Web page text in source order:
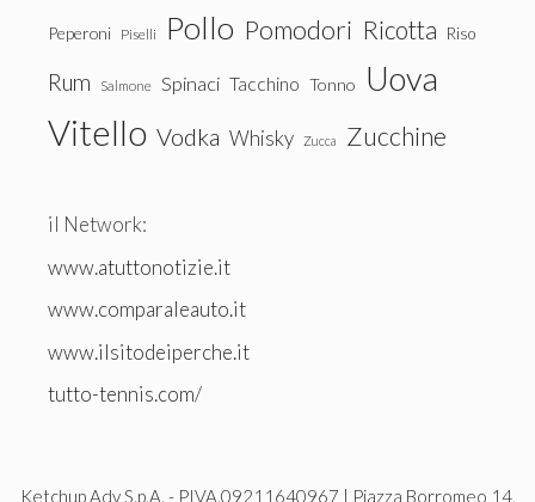
Peperoni Piselli Pollo Pomodori Ricotta Riso
Rum Salmone Spinaci Tacchino Tonno Uova
Vitello Vodka Whisky Zucca Zucchine
il Network:
www.atuttonotizie.it
www.comparaleauto.it
www.ilsitodeiperche.it
tutto-tennis.com/
Ketchup Adv S.p.A. - PIVA.09211640967 | Piazza Borromeo 14,